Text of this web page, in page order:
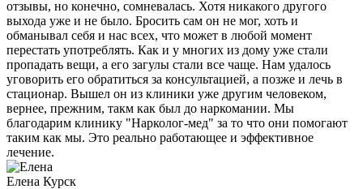
отзывы, но конечно, сомневалась. Хотя никакого другого
выхода уже и не было. Бросить сам он не мог, хоть и
обманывал себя и нас всех, что может в любой момент
перестать употреблять. Как и у многих из дому уже стали
пропадать вещи, а его загулы стали все чаще. Нам удалось
уговорить его обратиться за консультацией, а позже и лечь в
стационар. Вышел он из клиники уже другим человеком,
вернее, прежним, такм как был до наркомании. Мы
благодарим клинику "Нарколог-мед" за то что они помогают
таким как мы. Это реально работающее и эффективное
лечение.
Елена Курск